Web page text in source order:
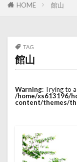
HOME 館山
TAG
館山
Warning: Trying to
/home/xs613196/
content/themes/